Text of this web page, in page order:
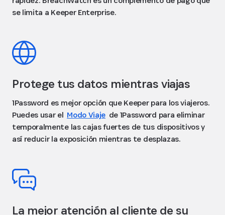
se limita a Keeper Enterprise.
Protege tus datos mientras viajas
1Password es mejor opción que Keeper para los viajeros.
Puedes usar el Modo Viaje de 1Password para eliminar
temporalmente las cajas fuertes de tus dispositivos y
así reducir la exposición mientras te desplazas.
La mejor atención al cliente de su